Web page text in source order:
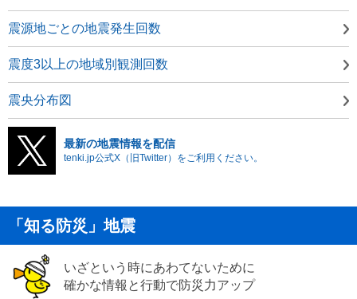
震源地ごとの地震発生回数
震度3以上の地域別観測回数
震央分布図
最新の地震情報を配信
tenki.jp公式X（旧Twitter）をご利用ください。
「知る防災」地震
いざという時にあわてないために
確かな情報と行動で防災力アップ